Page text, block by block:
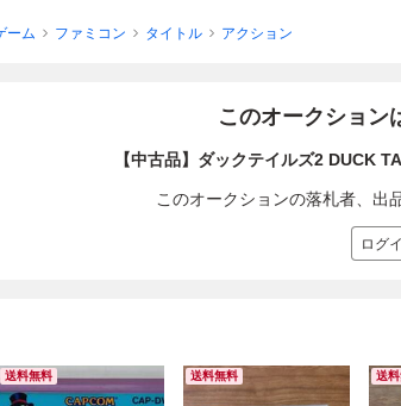
ーム ファミコン タイトル アクション
このオークション
【中古品】ダックテイルズ2 DUCK
このオークションの落札者、出
ログ
送料無料 送料無料 送